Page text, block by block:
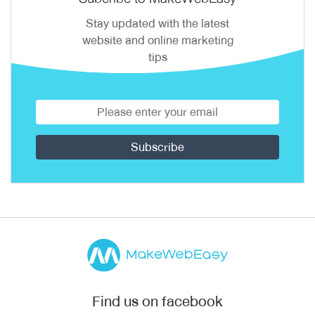
Stay updated with the latest
website and online marketing
tips
Find us on facebook